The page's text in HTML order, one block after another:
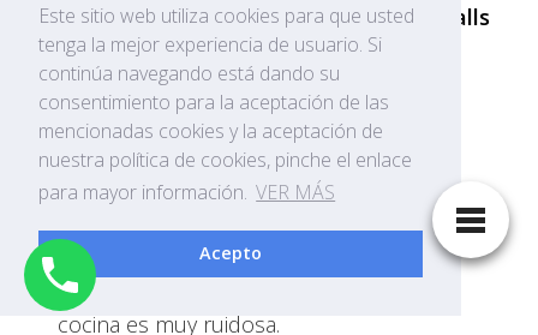
técnico de campanas extractoras Lg en Valls
revisará cada uno de los componentes de su
campana extractora para proceder a su
reparación:
Se ha fundido la
luz de la campana
de extracción.
La campana de la
cocina es muy ruidosa.
Este sitio web utiliza cookies para que usted
tenga la mejor experiencia de usuario. Si
continúa navegando está dando su
consentimiento para la aceptación de las
mencionadas cookies y la aceptación de
nuestra política de cookies, pinche el enlace
para mayor información. VER MÁS
Acepto